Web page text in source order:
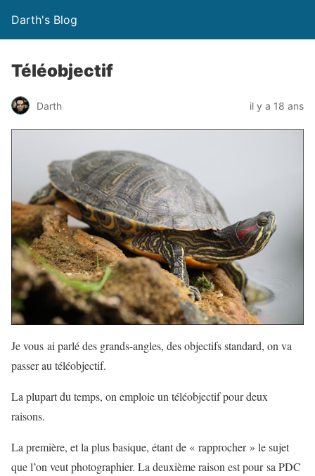
Darth's Blog
Téléobjectif
Darth il y a 18 ans
Je vous ai parlé des grands-angles, des objectifs standard, on va
passer au téléobjectif.
La plupart du temps, on emploie un téléobjectif pour deux
raisons.
La première, et la plus basique, étant de « rapprocher » le sujet
que l’on veut photographier. La deuxième raison est pour sa PDC